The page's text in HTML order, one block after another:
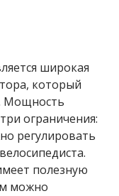
широкая
который
Мощность
ограничения:
регулировать
полезную
можно